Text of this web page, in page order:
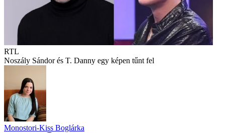
RTL
Noszály Sándor és T. Danny egy képen tűnt fel
Monostori-Kiss Boglárka